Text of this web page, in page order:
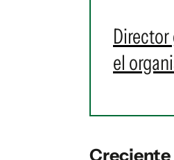
Director
el
Creciente